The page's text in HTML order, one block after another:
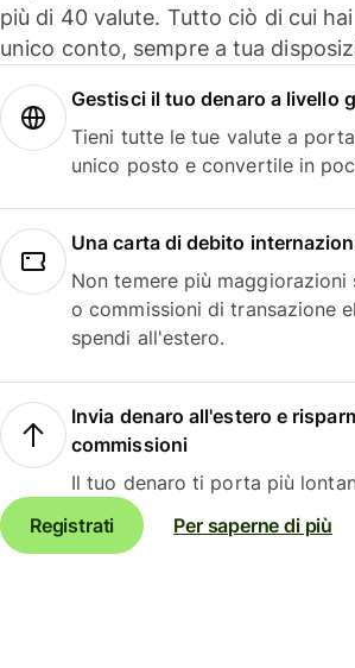
più di 40 valute. Tutto ciò di cui
unico conto, sempre a tua
Gestisci il tuo denaro a livello
Tieni tutte le tue valute a
unico posto e convertile in
Una carta di debito
Non temere più
o commissioni di transazione
spendi all'estero.
Invia denaro all'estero e
commissioni
Il tuo denaro ti porta più
Registrati
Per saperne di più